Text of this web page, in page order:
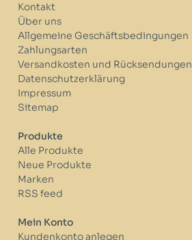
Kontakt
Über uns
Allgemeine Geschäftsbedingungen
Zahlungsarten
Versandkosten und Rücksendungen
Datenschutzerklärung
Impressum
Sitemap
Produkte
Alle Produkte
Neue Produkte
Marken
RSS feed
Mein Konto
Kundenkonto anlegen